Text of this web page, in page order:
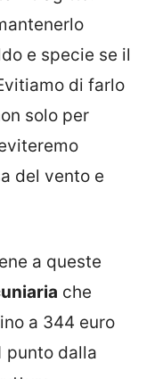
e specie se il
di farlo
solo per
del vento e
a queste
che
a 344 euro
punto dalla